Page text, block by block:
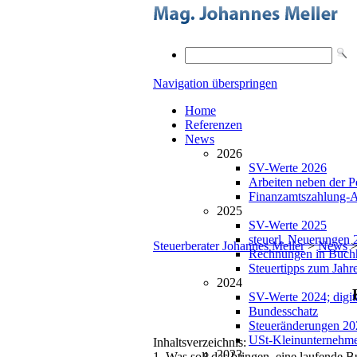
Navigation überspringen
Home
Referenzen
News
2026
SV-Werte 2026
Arbeiten neben der
Finanzamtszahlung-
2025
SV-Werte 2025
steuerl. Neuerungen
Rechnungen in
Steuertipps zum
2024
SV-Werte 2024;
Bundesschatz
Steueränderungen
USt-
2023
Steuerberater Johannes Meller>News
Inhaltsverzeichnis: